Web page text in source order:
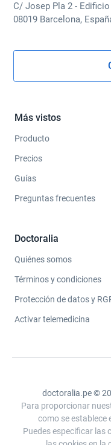
C/ Josep Pla 2 -
08019 Barcelona,
Más vistos
Producto
Precios
Guías
Preguntas frecuentes
Doctoralia
Quiénes somos
Términos y condiciones
Protección de datos y
Activar telemedicina
doctoralia.pe ©
Para proporcionar
como se establece
Puedes especificar las